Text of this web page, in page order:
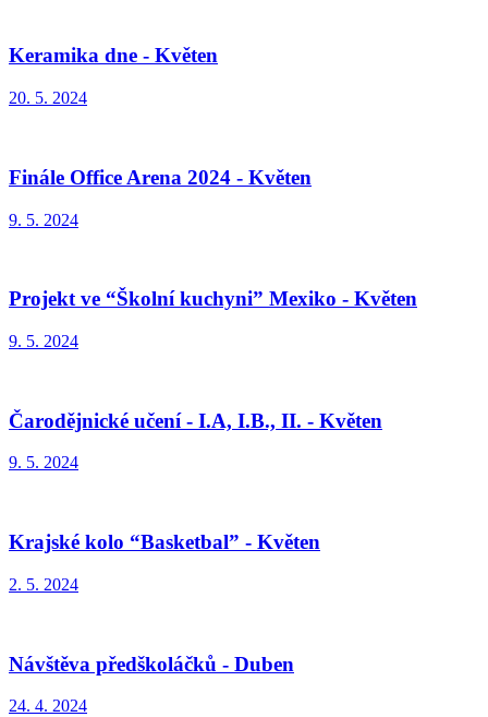
Keramika dne - Květen
20. 5. 2024
Finále Office Arena 2024 - Květen
9. 5. 2024
Projekt ve “Školní kuchyni” Mexiko - Květen
9. 5. 2024
Čarodějnické učení - I.A, I.B., II. - Květen
9. 5. 2024
Krajské kolo “Basketbal” - Květen
2. 5. 2024
Návštěva předškoláčků - Duben
24. 4. 2024